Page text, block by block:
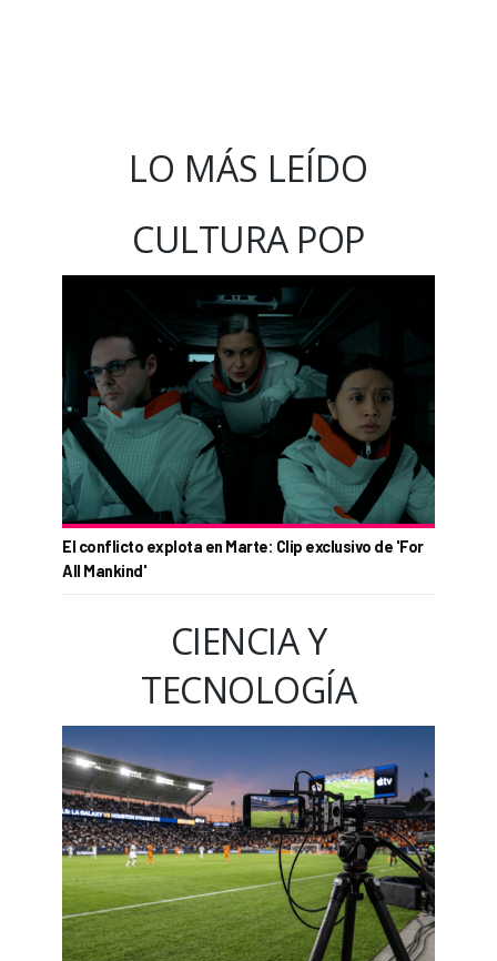
LO MÁS LEÍDO
CULTURA POP
El conflicto explota en Marte: Clip exclusivo de 'For
All Mankind'
CIENCIA Y
TECNOLOGÍA